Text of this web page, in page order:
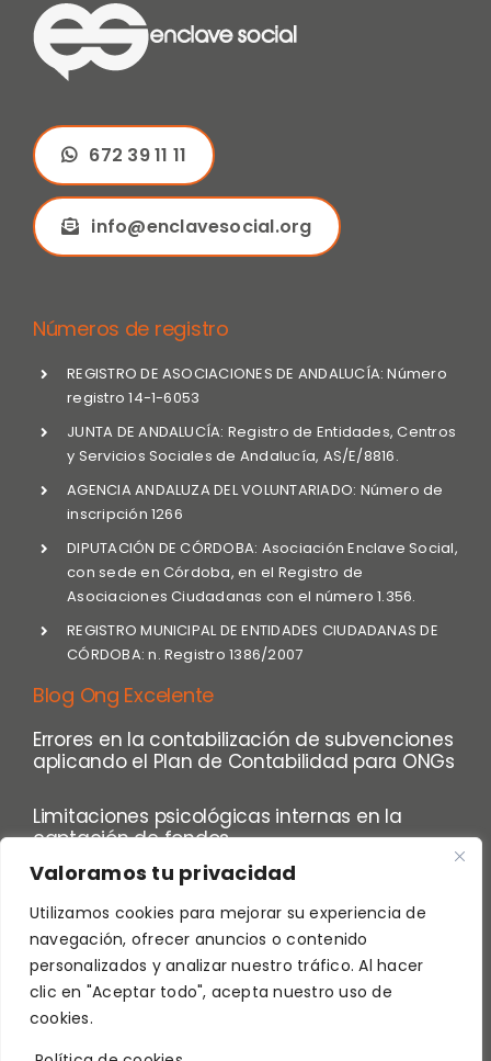
Valoramos tu privacidad
Utilizamos cookies para mejorar su experiencia de
navegación, ofrecer anuncios o contenido
personalizados y analizar nuestro tráfico. Al hacer
clic en "Aceptar todo", acepta nuestro uso de
cookies.
672 39 11 11
info@enclavesocial.org
Números de registro
REGISTRO DE ASOCIACIONES DE ANDALUCÍA: Número
registro 14-1-6053
JUNTA DE ANDALUCÍA: Registro de Entidades, Centros
y Servicios Sociales de Andalucía, AS/E/8816.
AGENCIA ANDALUZA DEL VOLUNTARIADO: Número de
inscripción 1266
DIPUTACIÓN DE CÓRDOBA: Asociación Enclave Social,
con sede en Córdoba, en el Registro de
Asociaciones Ciudadanas con el número 1.356.
REGISTRO MUNICIPAL DE ENTIDADES CIUDADANAS DE
CÓRDOBA: n. Registro 1386/2007
Blog Ong Excelente
Errores en la contabilización de subvenciones
aplicando el Plan de Contabilidad para ONGs
Limitaciones psicológicas internas en la
captación de fondos
ENCLAVE SOCIAL © Copyright 2026 |
Privacidad
Todos los derechos reservados